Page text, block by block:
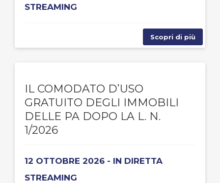
STREAMING
Scopri di più
IL COMODATO D’USO
GRATUITO DEGLI IMMOBILI
DELLE PA DOPO LA L. N.
1/2026
12 OTTOBRE 2026 - IN DIRETTA
STREAMING